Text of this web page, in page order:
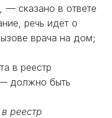
— сказано в ответе
речь идёт о
врача на дом;
в реестр
должно быть
реестр